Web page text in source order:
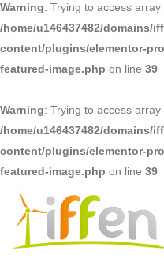
Warning: Trying to access
/home/u146437482/domains/
content/plugins/elementor-
featured-image.php on line 39
Warning: Trying to access
/home/u146437482/domains/
content/plugins/elementor-
featured-image.php on line 39